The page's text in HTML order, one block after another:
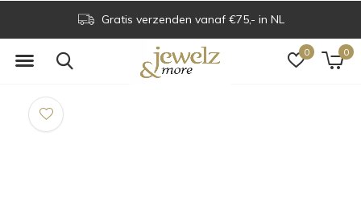
0 0
Gratis verzenden vanaf €75,- in NL